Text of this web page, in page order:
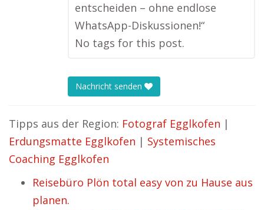
entscheiden – ohne endlose
WhatsApp-Diskussionen!“
No tags for this post.
Nachricht senden
Tipps aus der Region: Fotograf Egglkofen |
Erdungsmatte Egglkofen | Systemisches
Coaching Egglkofen
Reisebüro Plön total easy von zu Hause aus
planen.